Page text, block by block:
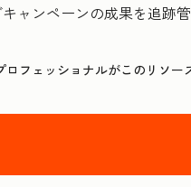
ャンペーンの成果を追跡
フェッショナルがこのリソー